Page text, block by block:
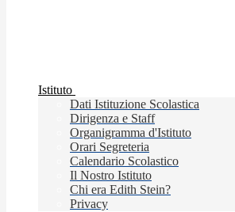
Istituto
Dati Istituzione Scolastica
Dirigenza e Staff
Organigramma d'Istituto
Orari Segreteria
Calendario Scolastico
Il Nostro Istituto
Chi era Edith Stein?
Privacy